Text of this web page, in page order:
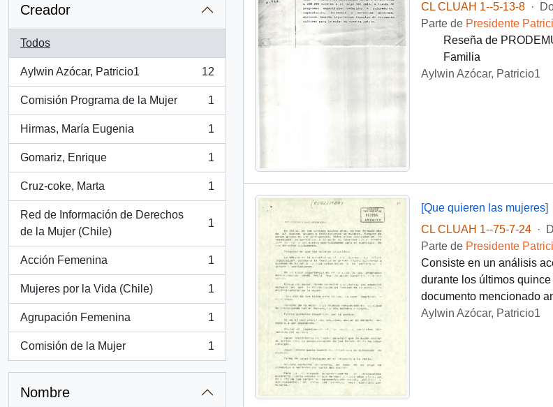
Creador
Todos
Aylwin Azócar, Patricio1
, 12 resultados
12
Comisión Programa de la Mujer
, 1 resultados
1
Hirmas, María Eugenia
, 1 resultados
1
Gomariz, Enrique
, 1 resultados
1
Cruz-coke, Marta
, 1 resultados
1
Red de Información de Derechos
de la Mujer (Chile)
, 1 resultados
1
Acción Femenina
, 1 resultados
1
Mujeres por la Vida (Chile)
, 1 resultados
1
Agrupación Femenina
, 1 resultados
1
Comisión de la Mujer
, 1 resultados
1
Nombre
CL CLUAH 1--5-13-8
·
Parte de Presidente
Reseña de
Familia
Aylwin Azócar, Patricio1
[Que quieren las mujeres]
CL CLUAH 1--75-7-24
·
Parte de Presidente
Consiste en un análisis
durante los últimos
documento mencionado
Aylwin Azócar, Patricio1